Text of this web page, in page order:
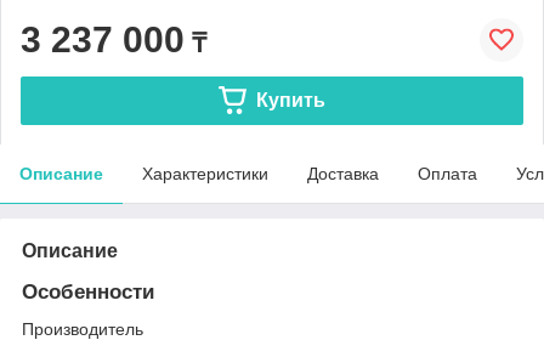
3 237 000 ₸
Купить
Описание Характеристики Доставка Оплата
Описание
Особенности
Производитель